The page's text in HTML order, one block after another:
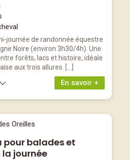
journée de randonnée équestre
Noire (environ 3h30/4h). Une
forêts, lacs et histoire, idéale
aux trois allures. […]
En savoir +
Oreilles
pour balades et
journée